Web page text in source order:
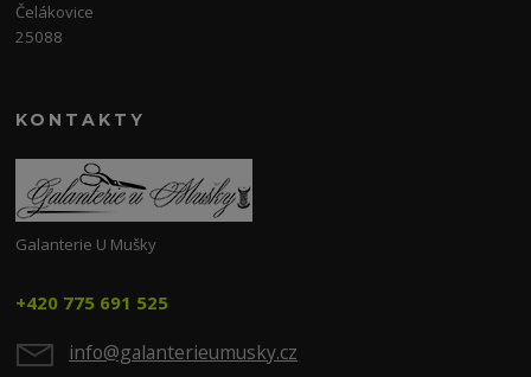
Čelákovice
25088
KONTAKTY
Galanterie U Mušky
+420 775 691 525
info@galanterieumusky.cz